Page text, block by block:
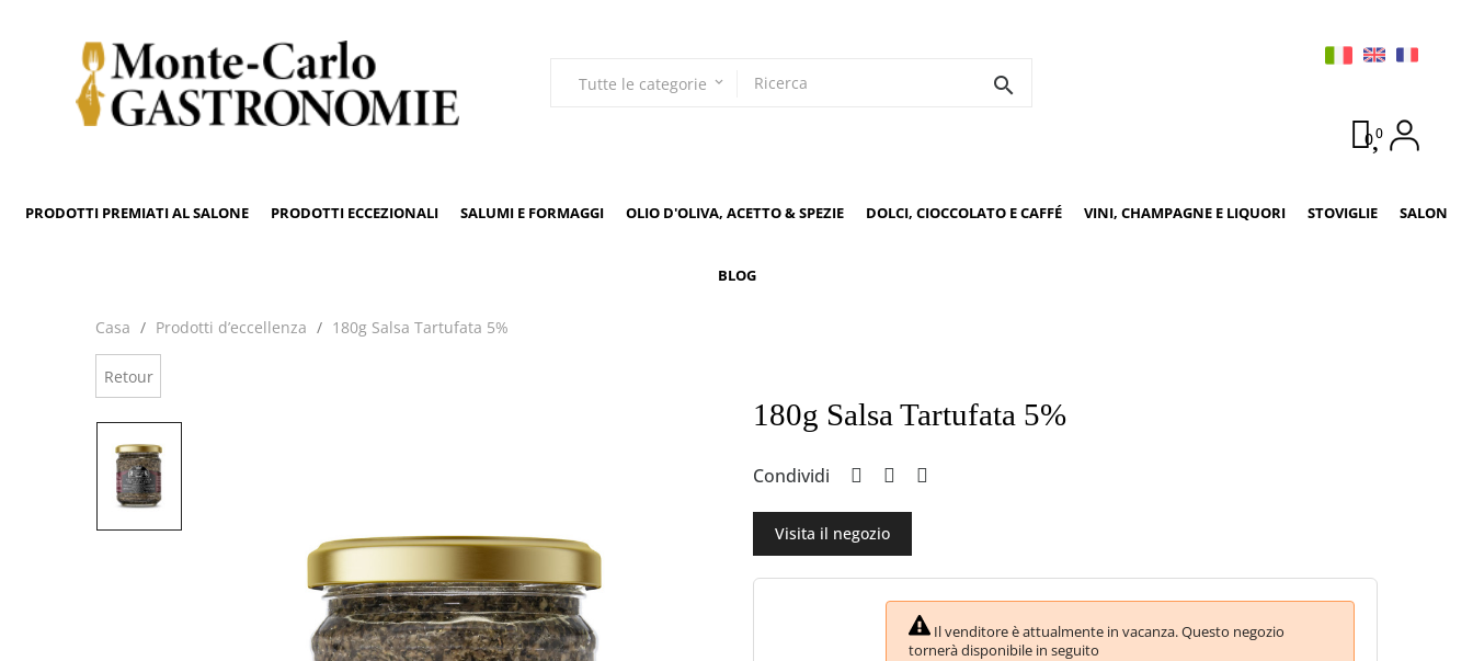
Tutte le categorie keyboard_arrow_down search
00
PRODOTTI PREMIATI AL SALONE PRODOTTI ECCEZIONALI SALUMI E FORMAGGI OLIO D'OLIVA, ACETTO & SPEZIE DOLCI, CIOCCOLATO E CAFFÉ VINI, CHAMPAGNE E LIQUORI STOVIGLIE SALON
BLOG
Casa Prodotti d’eccellenza 180g Salsa Tartufata 5%
Retour
180g Salsa Tartufata 5%
Condividi
Visita il negozio
Il venditore è attualmente in vacanza. Questo negozio
tornerà disponibile in seguito